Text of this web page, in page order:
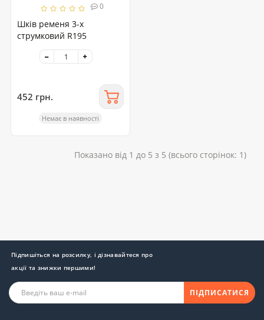
0
Шків ременя 3-х
струмковий R195
452 грн.
Немає в наявності
Показано від 1 до 5 з 5 (всього сторінок: 1)
Підпишіться на розсилку, і дізнавайтеся про
акції та знижки першими!
ПІДПИСАТИСЯ